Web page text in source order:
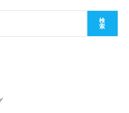
検
索